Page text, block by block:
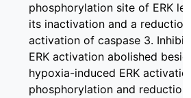
phosphorylation site of ERK
its inactivation and a
activation of caspase 3.
ERK activation abolished
hypoxia-induced ERK
phosphorylation and